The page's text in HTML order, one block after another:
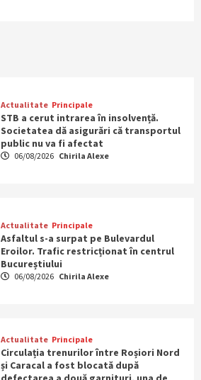
Actualitate Principale
STB a cerut intrarea în insolvență.
Societatea dă asigurări că transportul
public nu va fi afectat
06/08/2026 Chirila Alexe
Actualitate Principale
Asfaltul s-a surpat pe Bulevardul
Eroilor. Trafic restricționat în centrul
Bucureștiului
06/08/2026 Chirila Alexe
Actualitate Principale
Circulația trenurilor între Roșiori Nord
și Caracal a fost blocată după